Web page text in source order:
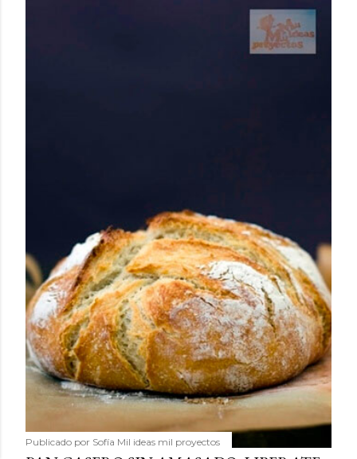
Publicado por Sofía Mil ideas mil proyectos